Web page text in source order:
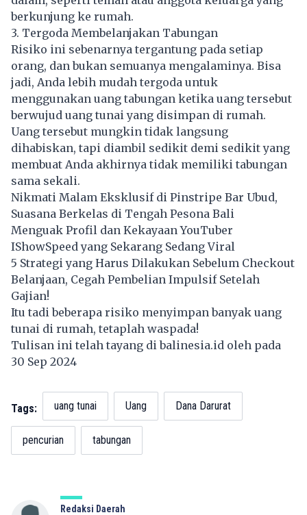
berkunjung ke rumah.
3. Tergoda Membelanjakan Tabungan
Risiko ini sebenarnya tergantung pada setiap
orang, dan bukan semuanya mengalaminya. Bisa
jadi, Anda lebih mudah tergoda untuk
menggunakan uang tabungan ketika uang tersebut
berwujud uang tunai yang disimpan di rumah.
Uang tersebut mungkin tidak langsung
dihabiskan, tapi diambil sedikit demi sedikit yang
membuat Anda akhirnya tidak memiliki tabungan
sama sekali.
Nikmati Malam Eksklusif di Pinstripe Bar Ubud,
Suasana Berkelas di Tengah Pesona Bali
Menguak Profil dan Kekayaan YouTuber
IShowSpeed yang Sekarang Sedang Viral
5 Strategi yang Harus Dilakukan Sebelum Checkout
Belanjaan, Cegah Pembelian Impulsif Setelah
Gajian!
Itu tadi beberapa risiko menyimpan banyak uang
tunai di rumah, tetaplah waspada!
Tulisan ini telah tayang dibalinesia.id oleh pada
30 Sep 2024
Tags: uang tunai Uang Dana Darurat
pencurian tabungan
Redaksi Daerah